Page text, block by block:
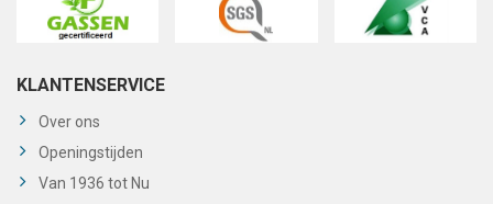
KLANTENSERVICE
Over ons
Openingstijden
Van 1936 tot Nu